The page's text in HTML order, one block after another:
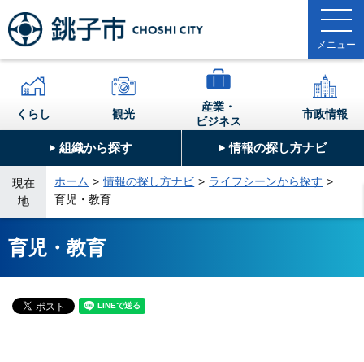
組織から探す 情報の探し方ナビ
くらし 観光
産業・
ビジネス
市政情報
現在
地
ホーム 情報の探し方ナビ
ライフシーンから探す
育児・教育
育児・教育